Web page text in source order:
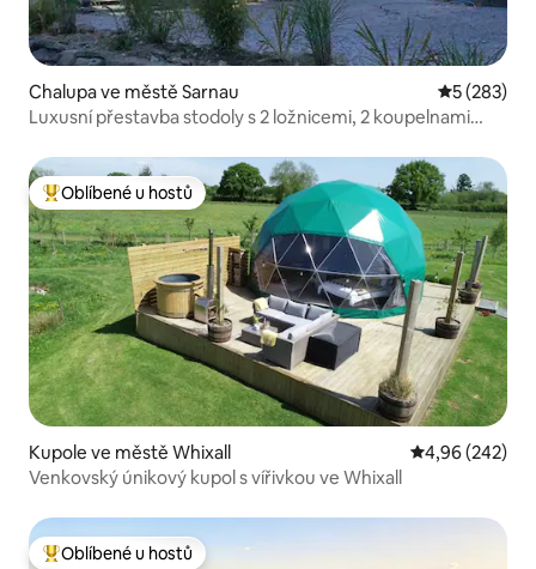
Chalupa ve městě Sarnau Průměrné
5 (283)
Luxusní přestavba stodoly s 2 ložnicemi, 2 koupelnami
Nejlepší v kategorii Oblíbené u hostů
Oblíbené u hostů
Kupole ve městě Whixall Průměrné
4,96 (242)
Venkovský únikový kupol s vířivkou ve Whixall
Nejlepší v kategorii Oblíbené u hostů
Oblíbené u hostů